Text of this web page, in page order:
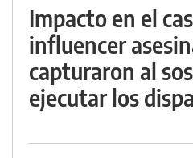
Impacto en el
influencer
capturaron al
ejecutar los